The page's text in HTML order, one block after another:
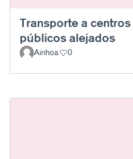
Transporte a
públicos alejados
Ainhoa
0